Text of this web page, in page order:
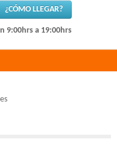
¿CÓMO LLEGAR?
9:00hrs a 19:00hrs